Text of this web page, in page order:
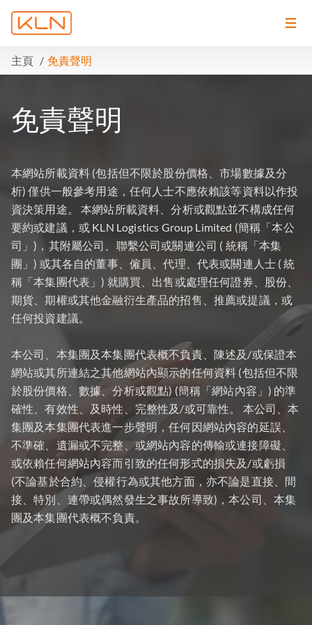
主頁 免責聲明
免責聲明
本網站所載資料 (包括但不限於股份價格、市場數據及分
析) 僅供一般參考用途，任何人士不應依賴該等資料以作投
資決策用途。 本網站所載資料、分析或觀點並不構成任何
要約或建議，或 KLN Logistics Group Limited (簡稱「本公
司」)，其附屬公司、聯繫公司或關連公司 ( 統稱「本集
團」) 或其各自的董事、僱員、代理、代表或關連人士 ( 統
稱「本集團代表」) 就購買、出售或處理任何證券、股份、
期貨、期權或其他金融衍生產品的招售、推薦或提議，或
任何投資建議。
本公司、本集團及本集團代表概不負責、陳述及/或保證本
網站或其所連結之其他網站內顯示的任何資料 (包括但不限
於股份價格、數據、分析或觀點) (簡稱「網站內容」) 的準
確性、有效性、及時性、完整性及/或可靠性。 本公司、本
集團及本集團代表進一步聲明，任何因網站內容的延誤、
不準確、遺漏或不完整、或網站內容的傳輸或連接障礙、
或依賴任何網站內容而引致的任何形式的損失及/或虧損
(不論基於合約、侵權行為或其他方面，亦不論是直接、間
接、特別、連帶或偶然發生之事故所導致)，本公司、本集
團及本集團代表概不負責。